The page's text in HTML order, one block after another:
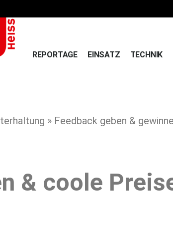
REPORTAGE EINSATZ TECHNIK
» Feedback geben &
& coole